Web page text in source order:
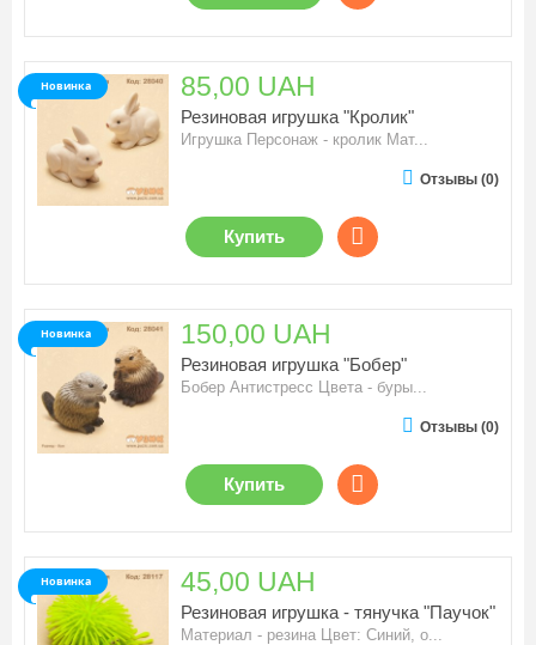
85,00 UAH
Резиновая игрушка "Кролик"
Игрушка Персонаж - кролик Мат...
Отзывы (0)
Купить
Новинка
150,00 UAH
Резиновая игрушка "Бобер"
Бобер Антистресс Цвета - буры...
Отзывы (0)
Купить
Новинка
45,00 UAH
Резиновая игрушка - тянучка "Паучок"
Материал - резина Цвет: Синий, о...
Новинка